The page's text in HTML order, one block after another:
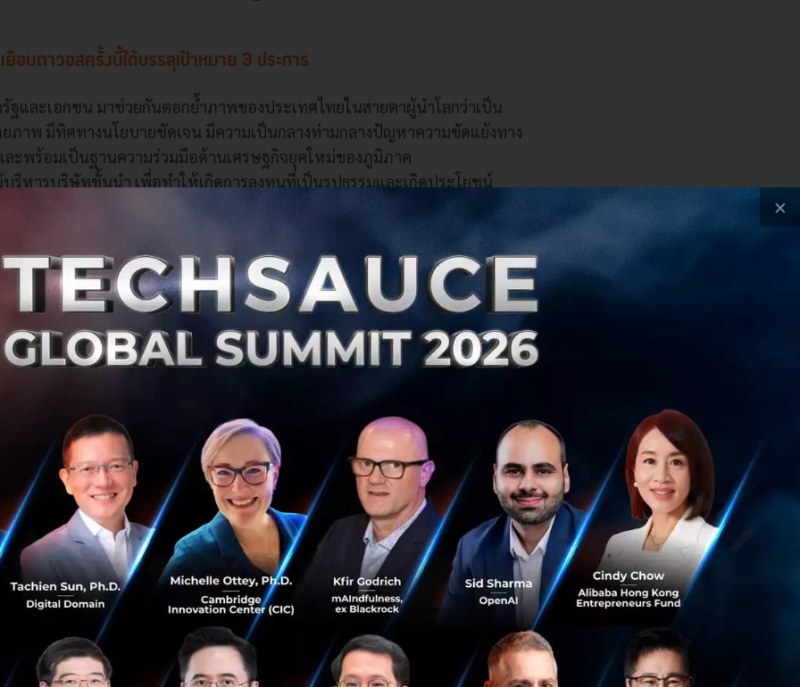
ยือนดาวอสครั้งนี้ได้บรรลุเป้าหมาย 3 ประการ
ฐและเอกชน มาช่วยกันตอกย้ำภาพของประเทศไทยในสายตาผู้นำโลกว่าเป็น
ภาพ มีทิศทางนโยบายชัดเจน มีความเป็นกลางท่ามกลางปัญหาความขัดแย้งทาง
ละพร้อมเป็นฐานความร่วมมือด้านเศรษฐกิจยุคใหม่ของภูมิภาค
บริหารบริษัทชั้นนำ เพื่อทำให้เกิดการลงทุนที่เป็นรูปธรรมและเกิดประโยชน์
งกับโลกในอนาคต
วมมือเพื่อปูทางไปสู่การประชุม IMF–World Bank Annual Meetings 2026 ที่
แสดงให้เห็นว่าประเทศไทยสามารถจัดงานสำคัญระดับโลกได้และ มีศักยภาพ
เซียน
×